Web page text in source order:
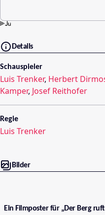
Details
Schauspieler
Luis Trenker, Herbert
Kamper, Josef Reithofer
Regie
Luis Trenker
Bilder
Ein Filmposter für „Der Berg